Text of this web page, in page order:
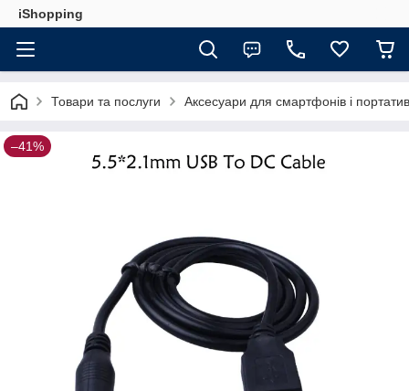
iShopping
Товари та послуги Аксесуари для смартфонів і
–41%